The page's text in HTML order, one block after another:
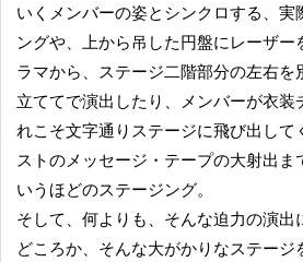
いくメンバーの姿とシンクロする、実
ングや、上から吊した円盤にレーザー
ラマから、ステージ二階部分の左右を
立ててで演出したり、メンバーが衣装
れこそ文字通りステージに飛び出して
ストのメッセージ・テープの大射出ま
いうほどのステージング。
そして、何よりも、そんな迫力の演出
どころか、そんな大がかりなステージ